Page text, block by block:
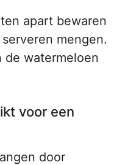
apart bewaren
mengen.
watermeloen
voor een
door